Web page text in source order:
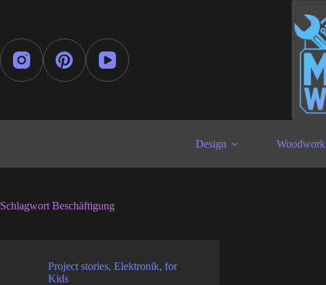
Design Woodwork
Schlagwort Beschäftigung
Project stories, Elektronik, for
Kids